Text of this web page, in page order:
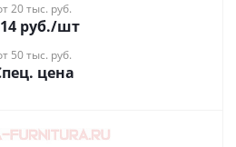
20 тыс. руб.
руб./шт
50 тыс. руб.
цена